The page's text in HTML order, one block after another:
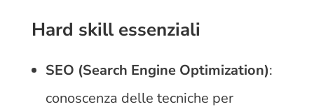
Hard skill essenziali
SEO (Search Engine Optimization):
conoscenza delle tecniche per